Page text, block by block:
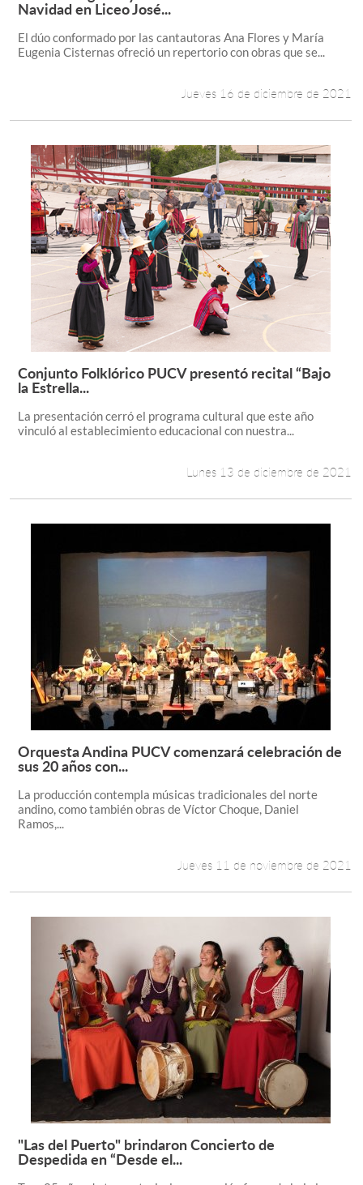
Leer más +
Navidad en Liceo José...
El dúo conformado por las cantautoras Ana Flores y María
Eugenia Cisternas ofreció un repertorio con obras que se...
Jueves 16 de diciembre de 2021
Leer más +
Conjunto Folklórico PUCV presentó recital “Bajo
la Estrella...
La presentación cerró el programa cultural que este año
vinculó al establecimiento educacional con nuestra...
Lunes 13 de diciembre de 2021
Leer más +
Orquesta Andina PUCV comenzará celebración de
sus 20 años con...
La producción contempla músicas tradicionales del norte
andino, como también obras de Víctor Choque, Daniel
Ramos,...
Jueves 11 de noviembre de 2021
Leer más +
"Las del Puerto" brindaron Concierto de
Despedida en “Desde el...